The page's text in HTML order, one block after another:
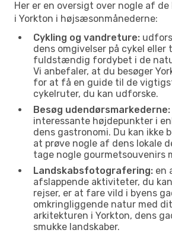
Her er en oversigt over nogle af
i Yorkton i højsæsonmånederne:
Cykling og vandreture:
dens omgivelser på cykel eller
fuldstændig fordybet i de
Vi anbefaler, at du besøger
for at få en guide til de
cykelruter, du kan udforske.
Besøg udendørsmarkederne:
interessante højdepunkter i
dens gastronomi. Du kan ikke
at prøve nogle af dens lokale
tage nogle gourmetsouvenirs
Landskabsfotografering: en
afslappende aktiviteter, du
rejser, er at fare vild i byens
omkringliggende natur med
arkitekturen i Yorkton, dens
smukke landskaber.